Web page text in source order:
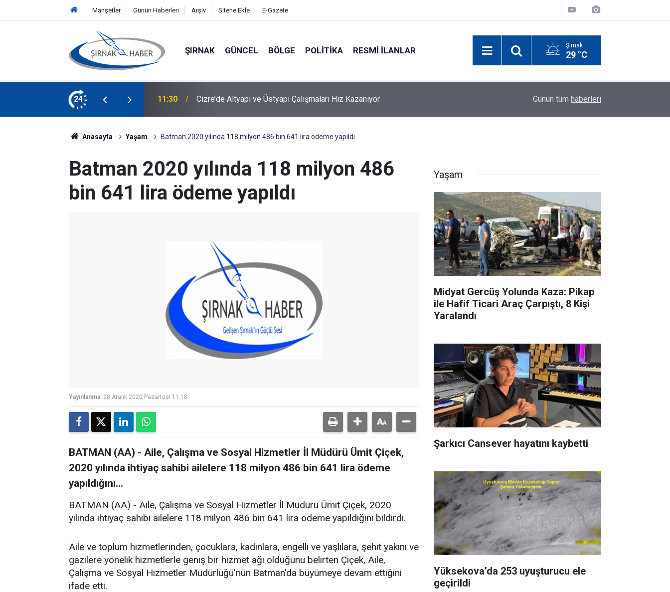
Manşetler Günün Haberleri Arşiv Sitene Ekle E-Gazete
ŞIRNAK GÜNCEL BÖLGE POLITIKA RESMI İLANLAR Şırnak
29 °C
24
Hız Kazanıyor 11:27 Diyarbakır’da Ev Yangınları Selçuk Bayraktar Şırnak’ta Drone Şampiyonası
Günün tüm haberleri
Anasayfa Yaşam Batman 2020 yılında 118 milyon 486 bin 641 lira ödeme yapıldı
Batman 2020 yılında 118 milyon 486
bin 641 lira ödeme yapıldı
Yayınlanma: 28 Aralık 2020 Pazartesi 11:18
BATMAN (AA) - Aile, Çalışma ve Sosyal Hizmetler İl Müdürü Ümit Çiçek,
2020 yılında ihtiyaç sahibi ailelere 118 milyon 486 bin 641 lira ödeme
yapıldığını...
BATMAN (AA) - Aile, Çalışma ve Sosyal Hizmetler İl Müdürü Ümit Çiçek, 2020
yılında ihtiyaç sahibi ailelere 118 milyon 486 bin 641 lira ödeme yapıldığını bildirdi.
Aile ve toplum hizmetlerinden, çocuklara, kadınlara, engelli ve yaşlılara, şehit yakını ve
gazilere yönelik hizmetlerle geniş bir hizmet ağı olduğunu belirten Çiçek, Aile,
Çalışma ve Sosyal Hizmetler Müdürlüğü’nün Batman’da büyümeye devam ettiğini
ifade etti.
Yaşam
Midyat Gercüş Yolunda Kaza: Pikap
ile Hafif Ticari Araç Çarpıştı, 8 Kişi
Yaralandı
Şarkıcı Cansever hayatını kaybetti
Yüksekova’da 253 uyuşturucu ele
geçirildi